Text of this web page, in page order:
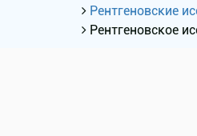
Рентгеновские
Рентгеновское